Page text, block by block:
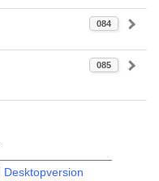
084
085
Desktopversion